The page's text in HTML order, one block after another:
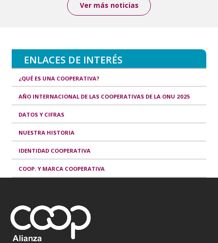
Ver más noticias
ENLACES DE INTERÉS
¿QUÉ ES UNA COOPERATIVA?
AÑO INTERNACIONAL DE LAS COOPERATIVAS DE LA ONU 2025
DATOS Y CIFRAS
NUESTRA HISTORIA
IDENTIDAD COOPERATIVA
COOP. Y MARCA COOPERATIVA